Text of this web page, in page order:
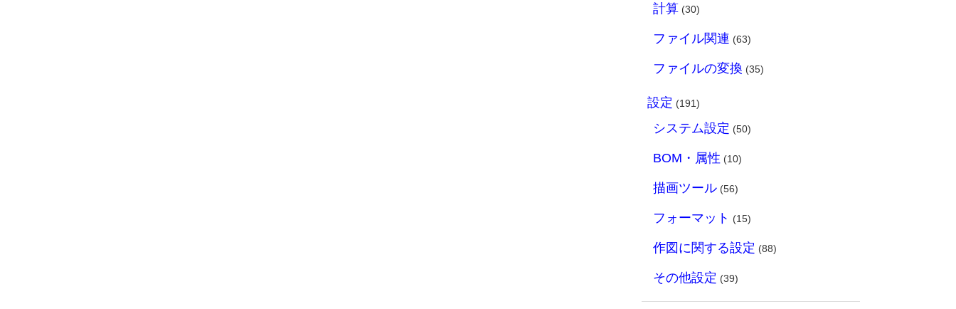
計算 (30)
ファイル関連 (63)
ファイルの変換 (35)
設定 (191)
システム設定 (50)
BOM・属性 (10)
描画ツール (56)
フォーマット (15)
作図に関する設定 (88)
その他設定 (39)